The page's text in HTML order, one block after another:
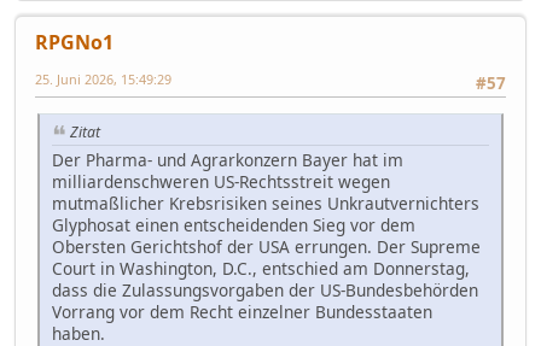
RPGNo1
#57
25. Juni 2026, 15:49:29
Zitat
Der Pharma- und Agrarkonzern Bayer hat im
milliardenschweren US-Rechtsstreit wegen
mutmaßlicher Krebsrisiken seines Unkrautvernichters
Glyphosat einen entscheidenden Sieg vor dem
Obersten Gerichtshof der USA errungen. Der Supreme
Court in Washington, D.C., entschied am Donnerstag,
dass die Zulassungsvorgaben der US-Bundesbehörden
Vorrang vor dem Recht einzelner Bundesstaaten
haben.